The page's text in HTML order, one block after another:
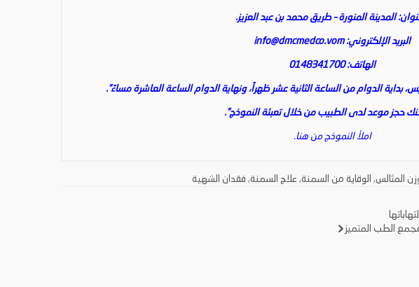
المدينة المنورة – طريق محمد بن عبد العزيز.
البريد الإلكتروني:info@dmcmedco.vom
الهاتف: 0148341700
الدوام من الساعة الثانية عشر ظهراً، ونهاية الدوام الساعة العاشرة مساءً”.
حجز موعد لدى الطبيب من خلال تعبئة النموذج”.
املأ النموذج من هنا.
المثالس, الوقاية من السمنة, علاج السمنة, فقدان الشهية
الطب المتميز